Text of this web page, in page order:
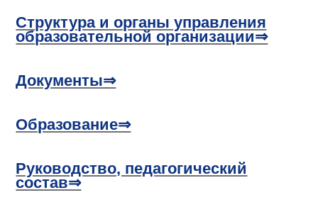
Структура и органы управления
образовательной организации⇒
Документы⇒
Образование⇒
Руководство, педагогический
состав⇒